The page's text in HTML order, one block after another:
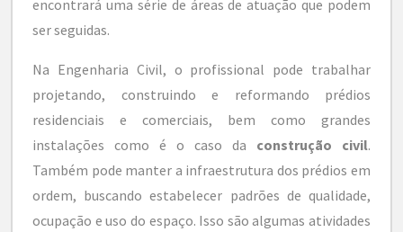
encontrará uma série de áreas de atuação que podem
ser seguidas.
Na Engenharia Civil, o profissional pode trabalhar
projetando, construindo e reformando prédios
residenciais e comerciais, bem como grandes
instalações como é o caso da construção civil.
Também pode manter a infraestrutura dos prédios em
ordem, buscando estabelecer padrões de qualidade,
ocupação e uso do espaço. Isso são algumas atividades